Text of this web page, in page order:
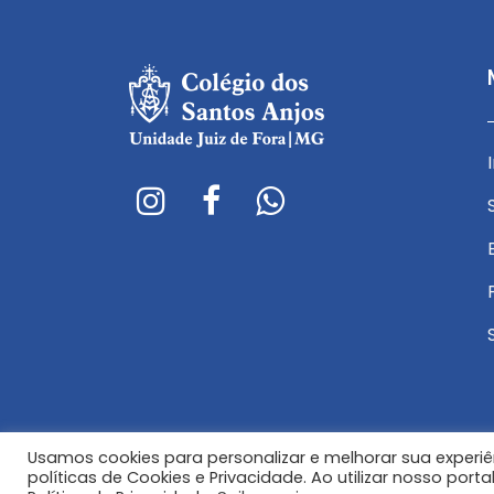
Juiz de Fora | Colégio Santos Anjos
Usamos cookies para personalizar e melhorar sua
políticas de Cookies e Privacidade. Ao utilizar nosso